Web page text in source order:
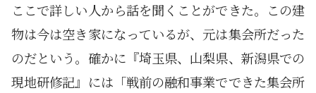
ここで詳しい人から話を聞くことができた。この建
物は今は空き家になっているが、元は集会所だった
のだという。確かに『埼玉県、山梨県、新潟県での
現地研修記』には「戦前の融和事業でできた集会所